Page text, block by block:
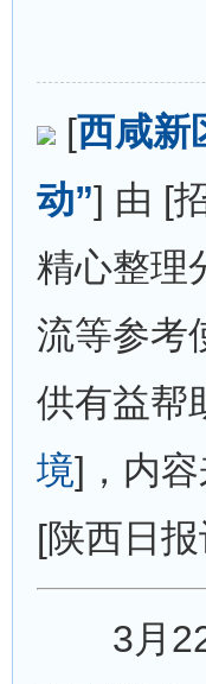
[西咸新
动”] 由 [
精心整理
流等参考
供有益帮
境]，内
[陕西日
3月22